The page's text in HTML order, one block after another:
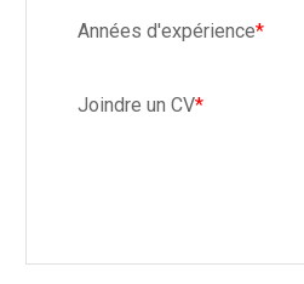
Années d'expérience*
Joindre un CV*